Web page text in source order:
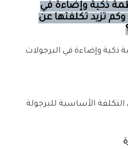
ذكية وإضاءة في
وكم تزيد تكلفتها عن
ذكية وإضاءة في البرجولات
20-40% عن التكلفة الأساسية للبرجولة